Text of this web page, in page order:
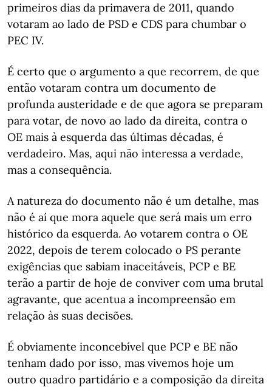
primeiros dias da primavera de 2011, quando
votaram ao lado de PSD e CDS para chumbar o
PEC IV.
É certo que o argumento a que recorrem, de que
então votaram contra um documento de
profunda austeridade e de que agora se preparam
para votar, de novo ao lado da direita, contra o
OE mais à esquerda das últimas décadas, é
verdadeiro. Mas, aqui não interessa a verdade,
mas a consequência.
A natureza do documento não é um detalhe, mas
não é aí que mora aquele que será mais um erro
histórico da esquerda. Ao votarem contra o OE
2022, depois de terem colocado o PS perante
exigências que sabiam inaceitáveis, PCP e BE
terão a partir de hoje de conviver com uma brutal
agravante, que acentua a incompreensão em
relação às suas decisões.
É obviamente inconcebível que PCP e BE não
tenham dado por isso, mas vivemos hoje um
outro quadro partidário e a composição da direita